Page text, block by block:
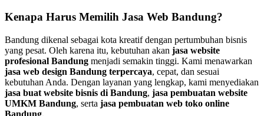
Kenapa Harus Memilih Jasa Web Bandung?
Bandung dikenal sebagai kota kreatif dengan pertumbuhan bisnis
yang pesat. Oleh karena itu, kebutuhan akan jasa website
profesional Bandung menjadi semakin tinggi. Kami menawarkan
jasa web design Bandung terpercaya, cepat, dan sesuai
kebutuhan Anda. Dengan layanan yang lengkap, kami menyediakan
jasa buat website bisnis di Bandung, jasa pembuatan website
UMKM Bandung, serta jasa pembuatan web toko online
Bandung.